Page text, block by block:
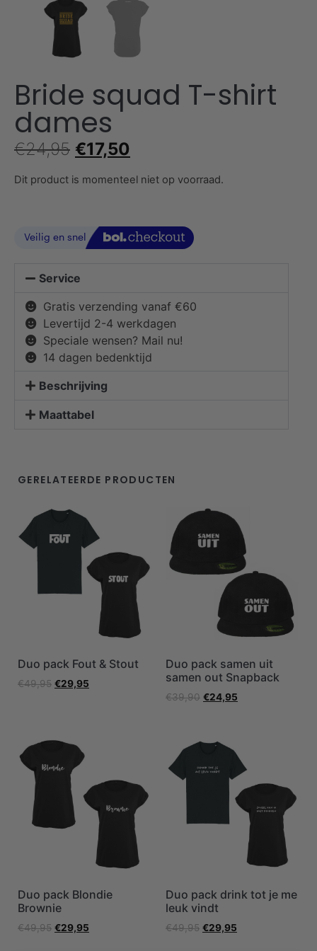
Bride squad T-shirt
dames
€24,95 €17,50
Dit product is momenteel niet op voorraad.
Service
Gratis verzending vanaf €60
Levertijd 2-4 werkdagen
Speciale wensen? Mail nu!
14 dagen bedenktijd
Beschrijving
Maattabel
GERELATEERDE PRODUCTEN
Duo pack Fout & Stout
€49,95 €29,95
Duo pack samen uit
samen out Snapback
€39,90 €24,95
Duo pack Blondie
Brownie
€49,95 €29,95
Duo pack drink tot je me
leuk vindt
€49,95 €29,95